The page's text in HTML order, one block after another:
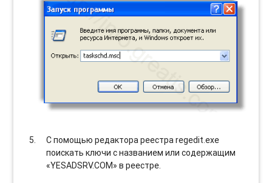
С помощью редактора реестра regedit.exe
поискать ключи с названием или содержащим
«YESADSRV.COM» в реестре.